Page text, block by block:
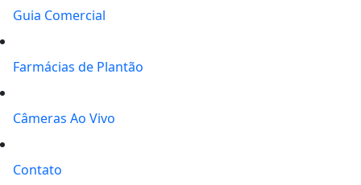
Guia Comercial
Farmácias de Plantão
Câmeras Ao Vivo
Contato